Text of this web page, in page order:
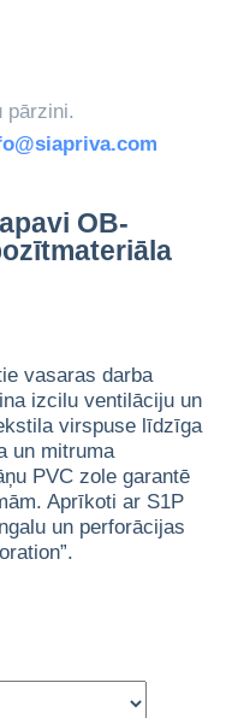
pārzini.
OB-
vasaras darba
izcilu ventilāciju un
virspuse līdzīga
un mitruma
PVC zole garantē
Aprīkoti ar S1P
un perforācijas